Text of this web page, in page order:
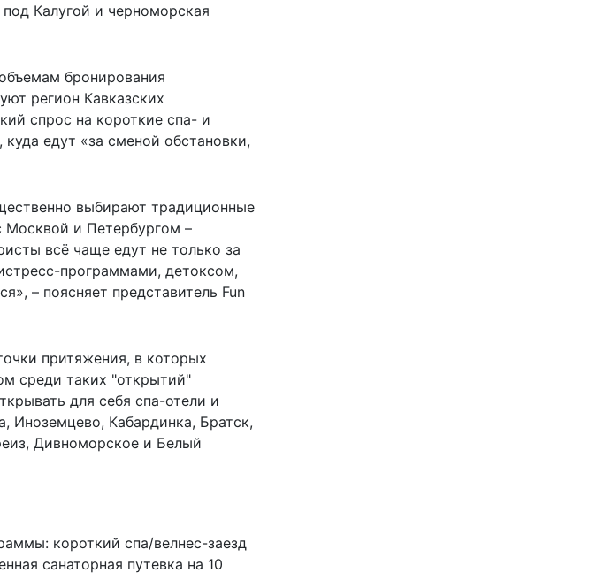
Калугой и черноморская
бронирования
регион Кавказских
спрос на короткие спа- и
едут «за сменой обстановки,
выбирают традиционные
Москвой и Петербургом –
всё чаще едут не только за
программами, детоксом,
– поясняет представитель Fun
притяжения, в которых
среди таких "открытий"
для себя спа-отели и
Иноземцево, Кабардинка, Братск,
Дивноморское и Белый
короткий спа/велнес-заезд
санаторная путевка на 10